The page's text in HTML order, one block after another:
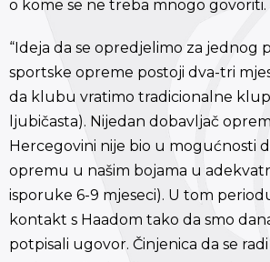
o kome se ne treba mnogo govoriti.
“Ideja da se opredjelimo za jednog
sportske opreme postoji dva-tri
da klubu vratimo tradicionalne
ljubičasta). Nijedan dobavljač
Hercegovini nije bio u mogućnosti
opremu u našim bojama u
isporuke 6-9 mjeseci). U tom
kontakt s Haadom tako da smo
potpisali ugovor. Činjenica da se